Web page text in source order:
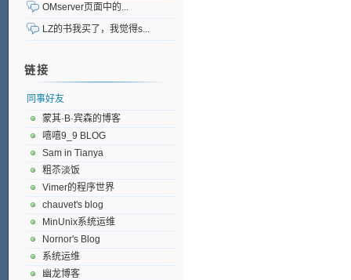
OMserver页面中的...
LZ的书我买了，我觉得s...
链接
同事好友
蒙其·B·宾森的博客
嘻嘻9_9 BLOG
Sam in Tianya
粗苶淡饭
Vimer的程序世界
chauvet's blog
MinUnix系统运维
Nornor's Blog
系统运维
幽龙博客